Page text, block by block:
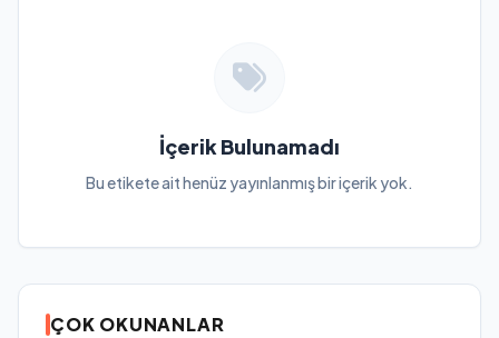
İçerik Bulunamadı
Bu etikete ait henüz yayınlanmış bir içerik yok.
ÇOK OKUNANLAR